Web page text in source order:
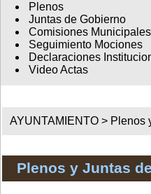
Plenos
Juntas de Gobierno
Comisiones
Seguimiento Mociones
Declaraciones
Video Actas
AYUNTAMIENTO > Plenos
Plenos y Juntas